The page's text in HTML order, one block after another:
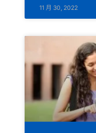
11 月 30, 2022